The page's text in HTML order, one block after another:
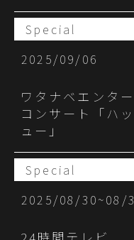
Special
2025/09/06
ワタナベエンタ
コンサート「ハ
ュー」
Special
2025/08/30~08/